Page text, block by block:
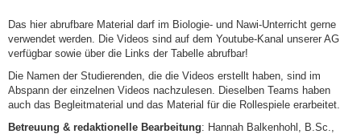
Das hier abrufbare Material darf im Biologie- und Nawi-Unterricht gerne
verwendet werden. Die Videos sind auf dem Youtube-Kanal unserer AG
verfügbar sowie über die Links der Tabelle abrufbar!
Die Namen der Studierenden, die die Videos erstellt haben, sind im
Abspann der einzelnen Videos nachzulesen. Dieselben Teams haben
auch das Begleitmaterial und das Material für die Rollespiele erarbeitet.
Betreuung & redaktionelle Bearbeitung: Hannah Balkenhohl, B.Sc.,